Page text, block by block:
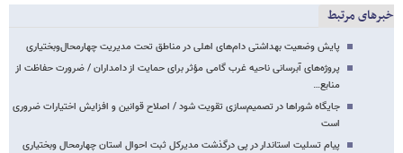
خبرهای مرتبط
پایش وضعیت بهداشتی دام‌های اهلی در مناطق تحت مدیریت چهارمحال‌وبختیاری
پروژه‌های آبرسانی ناحیه غرب گامی مؤثر برای حمایت از دامداران / ضرورت حفاظت از
منابع…
جایگاه شوراها در تصمیم‌سازی تقویت شود / اصلاح قوانین و افزایش اختیارات ضروری
است
پیام تسلیت استاندار در پی درگذشت مدیرکل ثبت احوال استان چهارمحال وبختیاری